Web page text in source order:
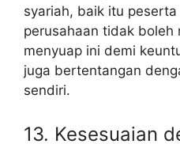
syariah, baik itu
perusahaan tidak boleh
menyuap ini demi
juga bertentangan
sendiri.
13. Kesesuaian